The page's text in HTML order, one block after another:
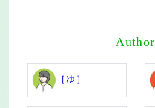
Author
［ゆ］